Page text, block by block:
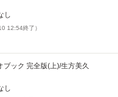
し
12:54終了）
ブック 完全版(上)/生方美久
し